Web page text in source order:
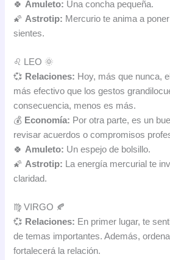
🍀 Amuleto: Una concha pequeña.
🌠 Astrotip: Mercurio te anima a
sientes.
♌ LEO 🌞
💞 Relaciones: Hoy, más que nunca,
más efectivo que los gestos
consecuencia, menos es más.
💰 Economía: Por otra parte, es un
revisar acuerdos o compromisos
🍀 Amuleto: Un espejo de bolsillo.
🌠 Astrotip: La energía mercurial te
claridad.
♍ VIRGO 🍂
💞 Relaciones: En primer lugar, te
de temas importantes. Además,
fortalecerá la relación.